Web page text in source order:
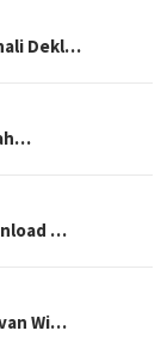
Dekl…
…
Wi…